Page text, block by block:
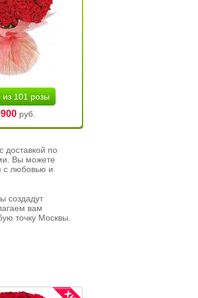
из 101 розы
руб.
доставкой по
Вы можете
с любовью и
создадут
вам
точку Москвы.